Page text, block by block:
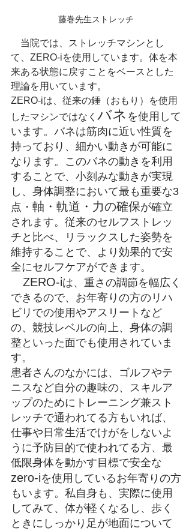
藤巻先生ストレッチ
当院では、ストレッチマシンとし
て、ZERO-iを使用しています。体を本
来ある状態に戻すことをベースとした
理論を用いています。
ZERO-iは、従来の錘（おもり）を使用
したマシンではなく バネ を使用して
います。バネは筋肉に近い性質を
持っており、細かい動きが可能に
なります。このバネの動きを利用
することで、小刻みな動きが実現
し、身体調整において最も重要な3
点・ 軸・軌道・力の確保が確立
されます。従来のセルフストレッ
チと比べ、リラックスした姿勢を
維持することで、より効果的で安
全にセルフケアができます。
ZERO-iは、重さの調節を幅広く
できるので、お年寄りの方のリハ
ビリでの使用やアスリートなど
の、競技レベルの向上、身体の調
整といった面でも使用されていま
す。
患者さんのなかには、ゴルフやテ
ニスなど自分の趣味の、スキルア
ップのためにトレーニング兼スト
レッチで通われてる方もいれば、
仕事や日常生活でけがをしないよ
うに予防目的で使われてる方、最
低限身体を動かす目標で安全な
zero-iを使用しているお年寄りの方
もいます。私自身も、実際に使用
してみて、体が軽くなるし、歩く
ときにしっかり足が地面について